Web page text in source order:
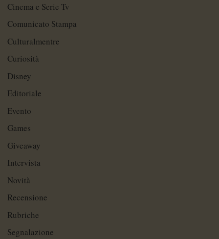
Cinema e Serie Tv
Comunicato Stampa
Culturalmentre
Curiosità
Disney
Editoriale
Evento
Games
Giveaway
Intervista
Novità
Recensione
Rubriche
Segnalazione